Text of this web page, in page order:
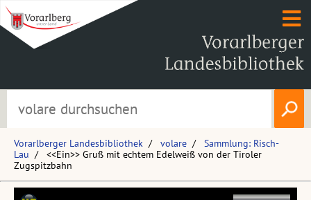
Vorarlberger Landesbibliothek volare
Sammlung: Risch-
Lau
<<Ein>> Gruß mit echtem Edelweiß von der Tiroler
Zugspitzbahn